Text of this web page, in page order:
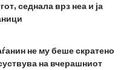
седнала врз неа и ја
не му беше скратено
на вчерашниот